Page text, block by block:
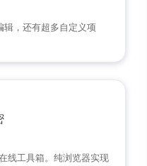
辑，还有超多自定义项
线工具箱。纯浏览器实现